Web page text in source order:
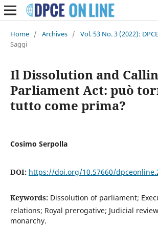
Home / Archives / Vol. 53 No. 3 (2022):
Saggi
Il Dissolution and
Parliament Act: può
tutto come prima?
Cosimo Serpolla
DOI: https://doi.org/10.57660/
Keywords: Dissolution of parliament;
relations; Royal prerogative; Judicial
monarchy.